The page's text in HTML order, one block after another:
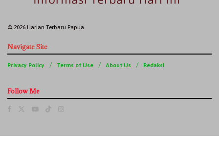
© 2026 Harian Terbaru Papua
Navigate Site
Privacy Policy Terms of Use About Us Redaksi
Follow Me